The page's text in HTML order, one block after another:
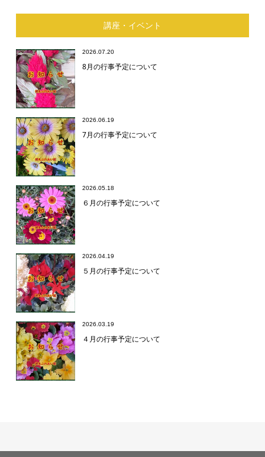
講座・イベント
2026.07.20
8月の行事予定について
2026.06.19
7月の行事予定について
2026.05.18
６月の行事予定について
2026.04.19
５月の行事予定について
2026.03.19
４月の行事予定について